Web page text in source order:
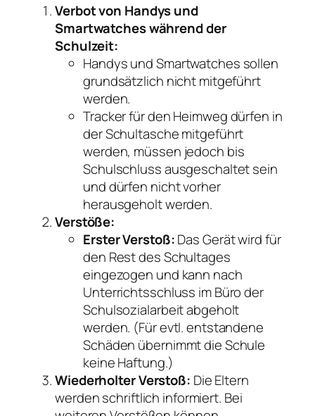
Verbot von Handys und
Smartwatches während der
Schulzeit:
Handys und Smartwatches sollen
grundsätzlich nicht mitgeführt
werden.
Tracker für den Heimweg dürfen in
der Schultasche mitgeführt
werden, müssen jedoch bis
Schulschluss ausgeschaltet sein
und dürfen nicht vorher
herausgeholt werden.
Verstöße:
Erster Verstoß:Das Gerät wird für
den Rest des Schultages
eingezogen und kann nach
Unterrichtsschluss im Büro der
Schulsozialarbeit abgeholt
werden. (Für evtl. entstandene
Schäden übernimmt die Schule
keine Haftung.)
Wiederholter Verstoß: Die Eltern
werden schriftlich informiert. Bei